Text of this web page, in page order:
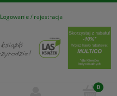
Logowanie / rejestracja